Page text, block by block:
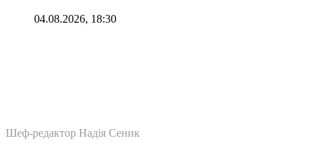
04.08.2026, 18:30
Шеф-редактор Надія Сеник